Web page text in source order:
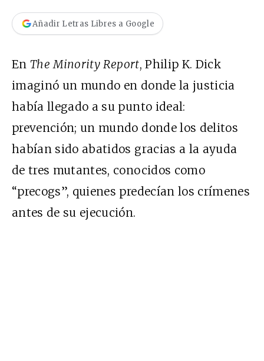
Añadir Letras Libres a Google
EnThe Minority Report, Philip K. Dick
imaginó un mundo en donde la justicia
había llegado a su punto ideal:
prevención; un mundo donde los delitos
habían sido abatidos gracias a la ayuda
de tres mutantes, conocidos como
“precogs”, quienes predecían los crímenes
antes de su ejecución.